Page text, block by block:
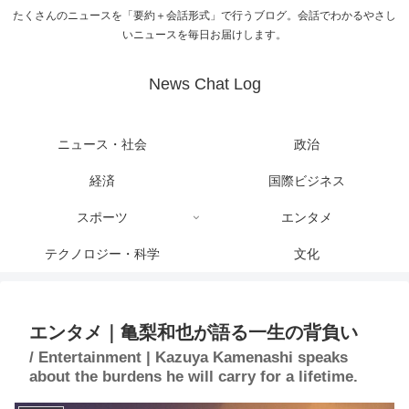
たくさんのニュースを「要約＋会話形式」で行うブログ。会話でわかるやさし
いニュースを毎日お届けします。
News Chat Log
ニュース・社会 政治
経済 国際ビジネス
スポーツ エンタメ
テクノロジー・科学 文化
エンタメ｜亀梨和也が語る一生の背負い
/ Entertainment | Kazuya Kamenashi speaks
about the burdens he will carry for a lifetime.